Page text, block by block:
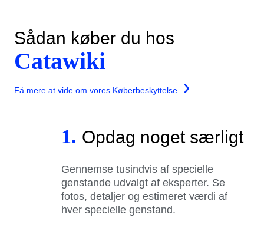
Sådan køber du hos
Catawiki
Få mere at vide om vores Køberbeskyttelse
1. Opdag noget særligt
Gennemse tusindvis af specielle
genstande udvalgt af eksperter. Se
fotos, detaljer og estimeret værdi af
hver specielle genstand.